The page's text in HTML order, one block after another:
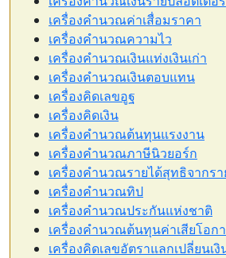
เครื่องคำนวณค่าเสื่อมราคา
เครื่องคำนวณความไว
เครื่องคำนวณเงินแท่งเงินเก่า
เครื่องคำนวณเงินตอบแทน
เครื่องคิดเลขอูฐ
เครื่องคิดเงิน
เครื่องคำนวณต้นทุนแรงงาน
เครื่องคำนวณภาษีนิวยอร์ก
เครื่องคำนวณรายได้สุทธิจากรา
เครื่องคำนวณทิป
เครื่องคำนวณประกันแห่งชาติ
เครื่องคำนวณต้นทุนค่าเสียโอก
เครื่องคิดเลขอัตราแลกเปลี่ยนเงิ